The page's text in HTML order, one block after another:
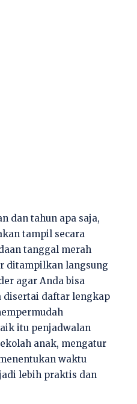
dan tahun apa saja,
tampil secara
tanggal merah
ditampilkan langsung
agar Anda bisa
disertai daftar lengkap
itu penjadwalan
anak, mengatur
waktu
lebih praktis dan